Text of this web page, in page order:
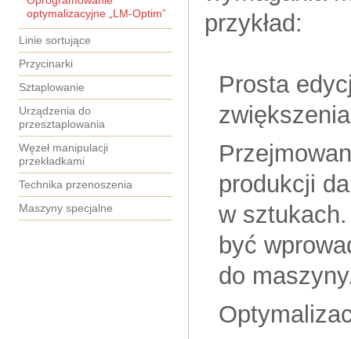
optymalizacyjne „LM-Optim”
Linie sortujące
Przycinarki
Sztaplowanie
Urządzenia do
przesztaplowania
Węzeł manipulacji
przekładkami
Technika przenoszenia
Maszyny specjalne
przykład:
Prosta
produkcji
w
być
do